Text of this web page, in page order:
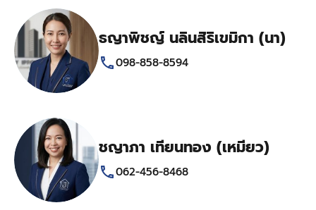
ธญาพิชญ์ นลินสิริเขมิกา (นา)
098-858-8594
ชญาภา เทียนทอง (เหมียว)
062-456-8468